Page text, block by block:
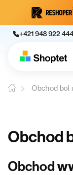
+421 948 922 444
Obchod bol
Obchod
Obchod